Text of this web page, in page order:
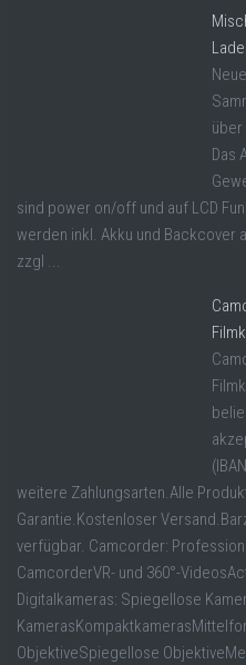
Das
sind power on/off und auf LCD
werden inkl. Akku und Backcover
zzgl ...
weitere Zahlungsarten.Alle
Garantie.Kostenloser
verfügbar. Camcorder:
CamcorderVR- und 360°-
Digitalkameras: Spiegellose
ObjektiveSpiegellose